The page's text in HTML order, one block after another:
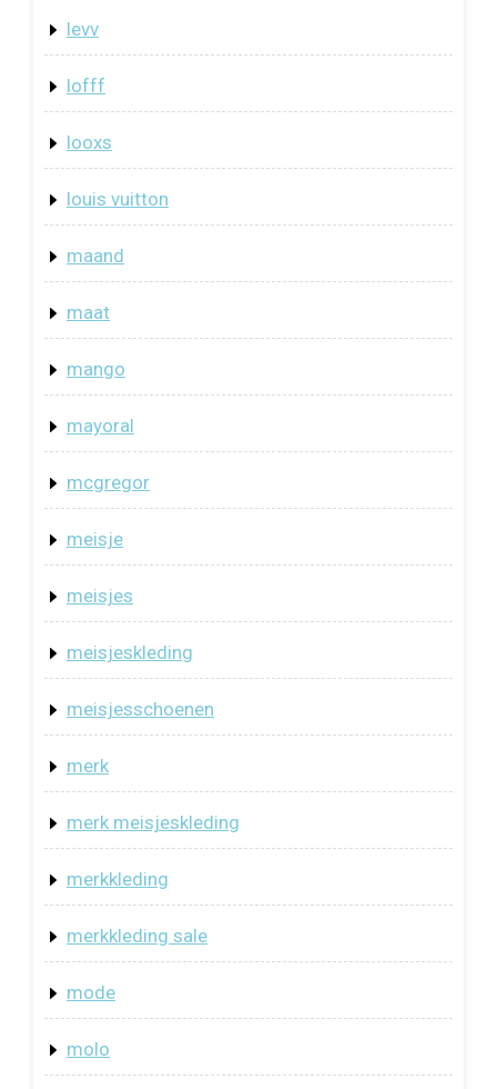
levv
lofff
looxs
louis vuitton
maand
maat
mango
mayoral
mcgregor
meisje
meisjes
meisjeskleding
meisjesschoenen
merk
merk meisjeskleding
merkkleding
merkkleding sale
mode
molo